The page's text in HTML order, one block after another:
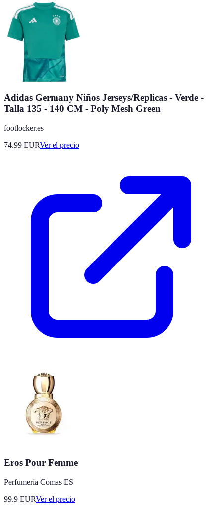
Adidas Germany Niños Jerseys/Replicas - Verde -
Talla 135 - 140 CM - Poly Mesh Green
footlocker.es
74.99 EURVer el precio
Eros Pour Femme
Perfumería Comas ES
99.9 EURVer el precio